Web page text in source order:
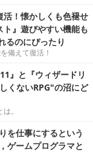
活！懐かしくも色褪せ
』遊びやすい機能も
るのにぴったり
備えて復活！
』と『ウィザードリ
くないRPG"の沼にど
。
を仕事にするという
ゲームプログラマと